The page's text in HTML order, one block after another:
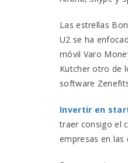
Las estrellas
U2 se ha
móvil Varo
Kutcher otro de
software
Invertir en
traer consigo el
empresas en